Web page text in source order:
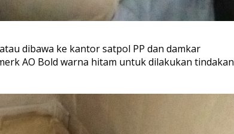
dibawa ke kantor satpol PP dan damkar
AO Bold warna hitam untuk dilakukan tindakan